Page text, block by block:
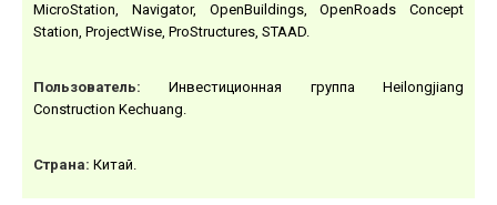
MicroStation, Navigator, OpenBuildings, OpenRoads Concept
Station, ProjectWise, ProStructures, STAAD.
Пользователь: Инвестиционная группа Heilongjiang
Construction Kechuang.
Страна: Китай.